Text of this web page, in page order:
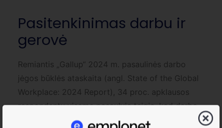
Pasitenkinimas darbu ir
gerovė
Remiantis „Gallup“ 2024 m. pasaulinės darbo
jėgos būklės ataskaita (angl. State of the Global
Workplace: 2024 Report), 34 proc. apklausos
respondentų visame pasaulyje teigia, kad darbe
jie „klesti“. Vis dėlto net 58 proc. apklaustųjų